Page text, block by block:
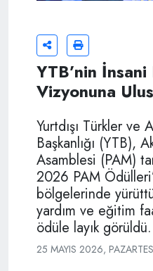
YTB’nin
Vizyonuna
Yurtdışı Türkler ve
Başkanlığı (YTB),
Asamblesi (PAM)
2026 PAM
bölgelerinde
yardım ve eğitim
ödüle layık görüldü.
25 MAYIS 2026,